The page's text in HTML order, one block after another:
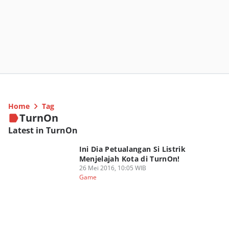
Home Tag
TurnOn
Latest in TurnOn
Ini Dia Petualangan Si Listrik
Menjelajah Kota di TurnOn!
26 Mei 2016, 10:05 WIB
Game